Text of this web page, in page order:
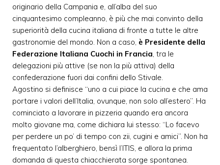
originario della Campania e, all’alba del suo
cinquantesimo compleanno, è più che mai convinto della
superiorità della cucina italiana di fronte a tutte le altre
gastronomie del mondo. Non a caso, è Presidente della
Federazione Italiana Cuochi in Francia, tra le
delegazioni più attive (se non la più attiva) della
confederazione fuori dai confini dello Stivale.
Agostino si definisce “uno a cui piace la cucina e che ama
portare i valori dell’Italia, ovunque, non solo all’estero”. Ha
cominciato a lavorare in pizzeria quando era ancora
molto giovane ma, come dichiara lui stesso: “Lo facevo
per perdere un po’ di tempo con zii, cugini e amici”. Non ha
frequentato l’alberghiero, bensì l’ITIS, e allora la prima
domanda di questa chiacchierata sorge spontanea.